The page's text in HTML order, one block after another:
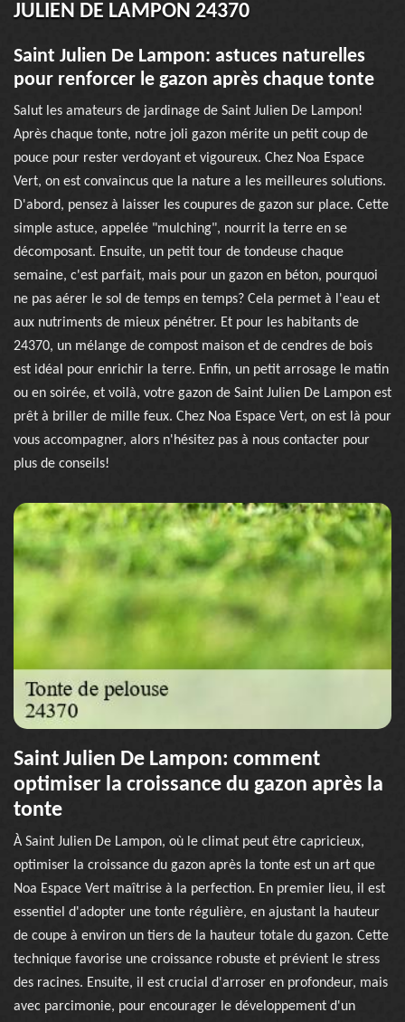
JULIEN DE LAMPON 24370
Saint Julien De Lampon: astuces naturelles
pour renforcer le gazon après chaque tonte
Salut les amateurs de jardinage de Saint Julien De Lampon!
Après chaque tonte, notre joli gazon mérite un petit coup de
pouce pour rester verdoyant et vigoureux. Chez Noa Espace
Vert, on est convaincus que la nature a les meilleures solutions.
D'abord, pensez à laisser les coupures de gazon sur place. Cette
simple astuce, appelée "mulching", nourrit la terre en se
décomposant. Ensuite, un petit tour de tondeuse chaque
semaine, c'est parfait, mais pour un gazon en béton, pourquoi
ne pas aérer le sol de temps en temps? Cela permet à l'eau et
aux nutriments de mieux pénétrer. Et pour les habitants de
24370, un mélange de compost maison et de cendres de bois
est idéal pour enrichir la terre. Enfin, un petit arrosage le matin
ou en soirée, et voilà, votre gazon de Saint Julien De Lampon est
prêt à briller de mille feux. Chez Noa Espace Vert, on est là pour
vous accompagner, alors n'hésitez pas à nous contacter pour
plus de conseils!
Saint Julien De Lampon: comment
optimiser la croissance du gazon après la
tonte
À Saint Julien De Lampon, où le climat peut être capricieux,
optimiser la croissance du gazon après la tonte est un art que
Noa Espace Vert maîtrise à la perfection. En premier lieu, il est
essentiel d'adopter une tonte régulière, en ajustant la hauteur
de coupe à environ un tiers de la hauteur totale du gazon. Cette
technique favorise une croissance robuste et prévient le stress
des racines. Ensuite, il est crucial d'arroser en profondeur, mais
avec parcimonie, pour encourager le développement d'un